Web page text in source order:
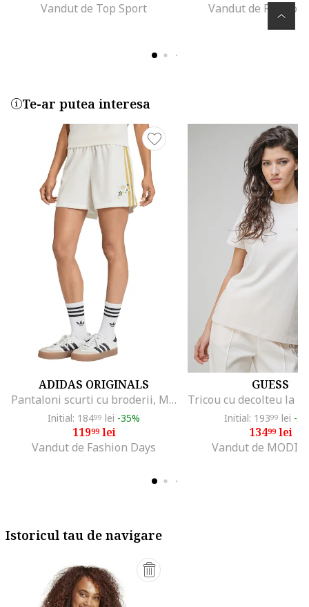
Vandut de Top Sport
Vandut de Fashion
Te-ar putea interesa
ADIDAS ORIGINALS
Pantaloni scurti cu broderii, Maro deschis/Alb murdar
Initial: 18499 lei -35%
11999lei
Vandut de Fashion Days
GUESS
Initial: 19399 lei -
13499lei
Vandut de
Istoricul tau de navigare